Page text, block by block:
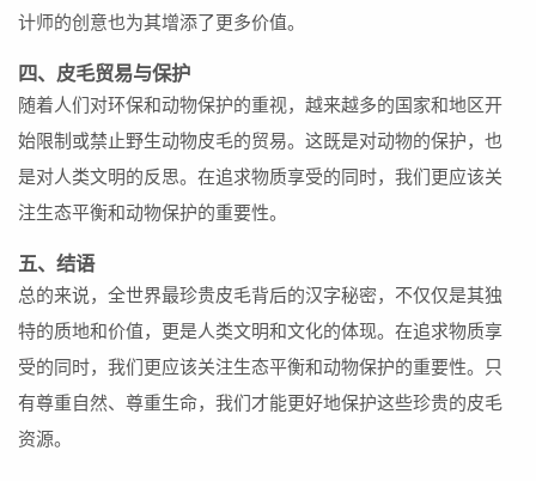
计师的创意也为其增添了更多价值。
四、皮毛贸易与保护
随着人们对环保和动物保护的重视，越来越多的国家和地区开
始限制或禁止野生动物皮毛的贸易。这既是对动物的保护，也
是对人类文明的反思。在追求物质享受的同时，我们更应该关
注生态平衡和动物保护的重要性。
五、结语
总的来说，全世界最珍贵皮毛背后的汉字秘密，不仅仅是其独
特的质地和价值，更是人类文明和文化的体现。在追求物质享
受的同时，我们更应该关注生态平衡和动物保护的重要性。只
有尊重自然、尊重生命，我们才能更好地保护这些珍贵的皮毛
资源。